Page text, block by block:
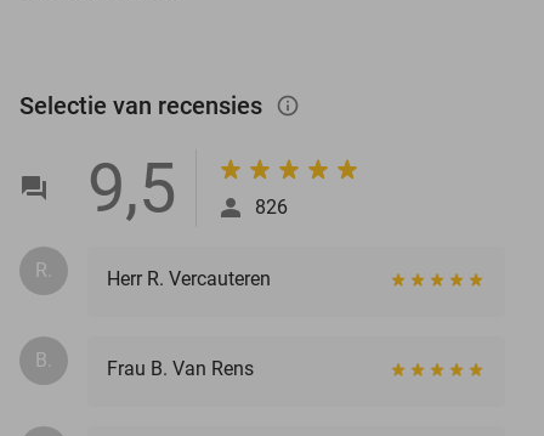
Selectie van recensies info_outlined
9,5 826
R. Herr R. Vercauteren
B. Frau B. Van Rens